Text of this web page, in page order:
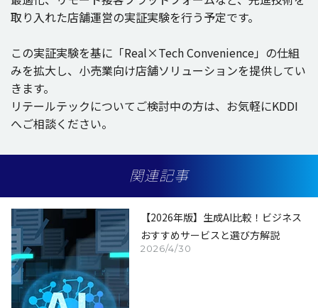
取り入れた店舗運営の実証実験を行う予定です。
この実証実験を基に「Real×Tech Convenience」の仕組
みを拡大し、 小売業向け店舗ソリューションを提供してい
きます。
リテールテックについてご検討中の方は、お気軽にKDDI
へご相談ください。
関連記事
2026/4/30
【2026年版】生成AI比較！ビジネス
おすすめサービスと選び方解説